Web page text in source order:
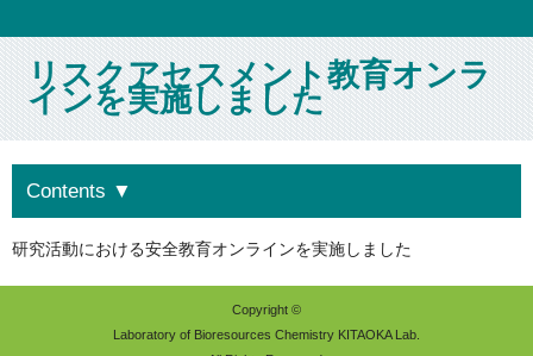
リスクアセスメント教育オンラ
インを実施しました
研究活動における安全教育オンラインを実施しました
Contents ▼
Copyright ©
Laboratory of Bioresources Chemistry KITAOKA Lab.